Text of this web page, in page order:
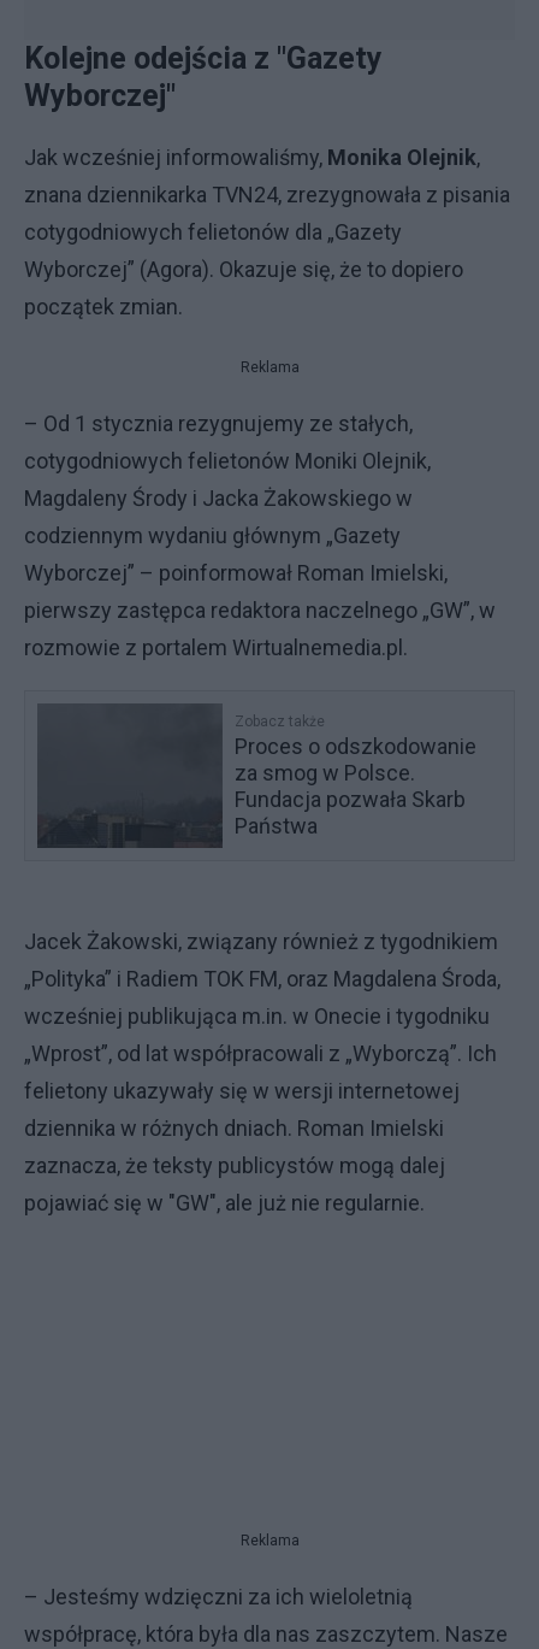
Kolejne odejścia z "Gazety
Wyborczej"
Jak wcześniej informowaliśmy, Monika Olejnik,
znana dziennikarka TVN24, zrezygnowała z pisania
cotygodniowych felietonów dla „Gazety
Wyborczej” (Agora). Okazuje się, że to dopiero
początek zmian.
Reklama
– Od 1 stycznia rezygnujemy ze stałych,
cotygodniowych felietonów Moniki Olejnik,
Magdaleny Środy i Jacka Żakowskiego w
codziennym wydaniu głównym „Gazety
Wyborczej” – poinformował Roman Imielski,
pierwszy zastępca redaktora naczelnego „GW”, w
rozmowie z portalem Wirtualnemedia.pl.
Zobacz także
Proces o odszkodowanie
za smog w Polsce.
Fundacja pozwała Skarb
Państwa
Jacek Żakowski, związany również z tygodnikiem
„Polityka” i Radiem TOK FM, oraz Magdalena Środa,
wcześniej publikująca m.in. w Onecie i tygodniku
„Wprost”, od lat współpracowali z „Wyborczą”. Ich
felietony ukazywały się w wersji internetowej
dziennika w różnych dniach. Roman Imielski
zaznacza, że teksty publicystów mogą dalej
pojawiać się w "GW", ale już nie regularnie.
Reklama
– Jesteśmy wdzięczni za ich wieloletnią
współpracę, która była dla nas zaszczytem. Nasze